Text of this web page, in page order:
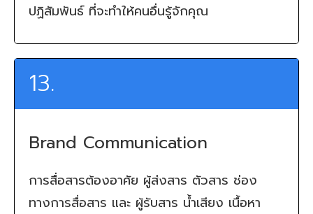
ปฏิสัมพันธ์ ที่จะทำให้คนอื่นรู้จักคุณ
13.
Brand Communication
การสื่อสารต้องอาศัย ผู้ส่งสาร ตัวสาร ช่อง
ทางการสื่อสาร และ ผู้รับสาร น้ำเสียง เนื้อหา